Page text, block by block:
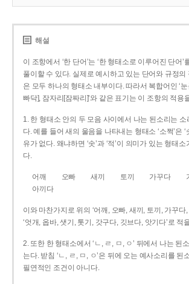
해설
이 조항에서 ‘한 단어’는 ‘한 형태소로 이루어진 단어’
풀이할 수 있다. 실제로 예시하고 있는 단어와 규정의
은 모두 하나의 형태소 내부이다. 따라서 복합어인 ‘
빠닥], 잠자리[잠짜리]’와 같은 표기는 이 조항의 적용
1. 한 형태소 안의 두 모음 사이에서 나는 된소리는 소
다. 예를 들어 새의 울음을 나타내는 형태소 ‘소쩍’은 ‘
유가 없다. 왜냐하면 ‘솟’과 ‘적’이 의미가 있는 형태소
다.
어깨 오빠 새끼 토끼 가꾸다
아끼다
이와 마찬가지로 위의 ‘어깨, 오빠, 새끼, 토끼, 가꾸다,
‘엇개, 옵바, 샛기, 톳기, 갓구다, 깃브다, 앗기다’로 적
2. 또한 한 형태소에서 ‘ㄴ, ㄹ, ㅁ, ㅇ’ 뒤에서 나는 된
는다. 받침 ‘ㄴ, ㄹ, ㅁ, ㅇ’은 뒤에 오는 예사소리를 된
필연적인 조건이 아니다.